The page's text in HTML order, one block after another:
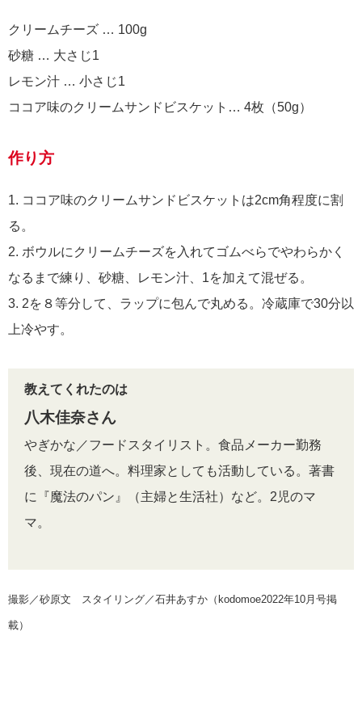
クリームチーズ … 100g
砂糖 … 大さじ1
レモン汁 … 小さじ1
ココア味のクリームサンドビスケット… 4枚（50g）
作り方
1. ココア味のクリームサンドビスケットは2cm角程度に割
る。
2. ボウルにクリームチーズを入れてゴムべらでやわらかく
なるまで練り、砂糖、レモン汁、1を加えて混ぜる。
3. 2を８等分して、ラップに包んで丸める。冷蔵庫で30分以
上冷やす。
教えてくれたのは
八木佳奈さん
やぎかな／フードスタイリスト。食品メーカー勤務
後、現在の道へ。料理家としても活動している。著書
に『魔法のパン』（主婦と生活社）など。2児のマ
マ。
撮影／砂原文 スタイリング／石井あすか（kodomoe2022年10月号掲
載）